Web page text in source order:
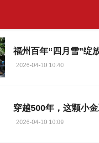
福州百年“四月雪”绽
2026-04-10 10:40
穿越500年，这颗小
2026-04-10 10:09